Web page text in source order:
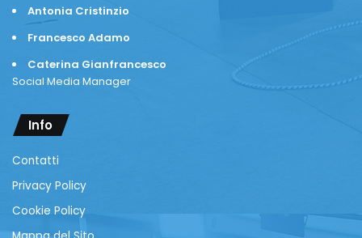
Antonia Cristinzio
Francesco Adamo
Caterina Gianfrancesco
Social Media Manager
Info
Contatti
Privacy Policy
Cookie Policy